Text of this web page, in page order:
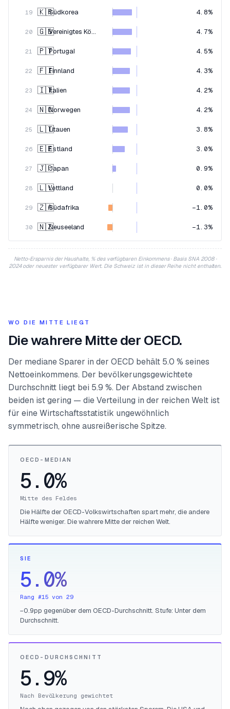
19 🇰🇷Südkorea 4.8%
20 🇬🇧 Vereinigtes Königreich 4.7%
21 🇵🇹Portugal 4.5%
22 🇫🇮Finnland 4.3%
23 🇮🇹Italien 4.2%
24 🇳🇴Norwegen 4.2%
25 🇱🇹Litauen 3.8%
26 🇪🇪Estland 3.0%
27 🇯🇵Japan 0.9%
28 🇱🇻Lettland 0.0%
29 🇿🇦Südafrika −1.0%
30 🇳🇿Neuseeland −1.3%
Netto-Ersparnis der Haushalte, % des verfügbaren Einkommens · Basis SNA 2008 ·
2024 oder neuester verfügbarer Wert. Die Schweiz ist in dieser Reihe nicht enthalten.
WO DIE MITTE LIEGT
Die wahrere Mitte der OECD.
Der mediane Sparer in der OECD behält 5.0 % seines
Nettoeinkommens. Der bevölkerungsgewichtete
Durchschnitt liegt bei 5.9 %. Der Abstand zwischen
beiden ist gering — die Verteilung in der reichen Welt ist
für eine Wirtschaftsstatistik ungewöhnlich
symmetrisch, ohne ausreißerische Spitze.
OECD-MEDIAN
5.0%
Mitte des Feldes
Die Hälfte der OECD-Volkswirtschaften spart mehr, die andere
Hälfte weniger. Die wahrere Mitte der reichen Welt.
SIE
5.0%
Rang #15 von 29
−0.9pp gegenüber dem OECD-Durchschnitt. Stufe: Unter dem
Durchschnitt.
OECD-DURCHSCHNITT
5.9%
Nach Bevölkerung gewichtet